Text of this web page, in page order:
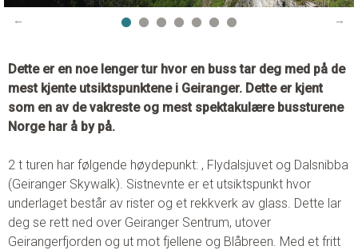
Dette er en noe lenger tur hvor en buss tar deg med på de
mest kjente utsiktspunktene i Geiranger. Dette er kjent
som en av de vakreste og mest spektakulære bussturene
Norge har å by på.
2 t turen har følgende høydepunkt: , Flydalsjuvet og Dalsnibba
(Geiranger Skywalk). Sistnevnte er et utsiktspunkt hvor
underlaget består av rister og et rekkverk av glass. Dette lar
deg se rett ned over Geiranger Sentrum, utover
Geirangerfjorden og ut mot fjellene og Blåbreen. Med et fritt